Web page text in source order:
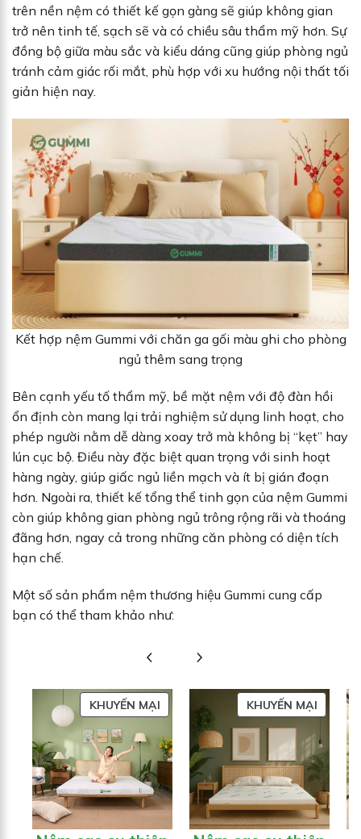
trên nền nệm có thiết kế gọn gàng sẽ giúp không gian
trở nên tinh tế, sạch sẽ và có chiều sâu thẩm mỹ hơn. Sự
đồng bộ giữa màu sắc và kiểu dáng cũng giúp phòng ngủ
tránh cảm giác rối mắt, phù hợp với xu hướng nội thất tối
giản hiện nay.
Kết hợp nệm Gummi với chăn ga gối màu ghi cho phòng
ngủ thêm sang trọng
Bên cạnh yếu tố thẩm mỹ, bề mặt nệm với độ đàn hồi
ổn định còn mang lại trải nghiệm sử dụng linh hoạt, cho
phép người nằm dễ dàng xoay trở mà không bị “kẹt” hay
lún cục bộ. Điều này đặc biệt quan trọng với sinh hoạt
hàng ngày, giúp giấc ngủ liền mạch và ít bị gián đoạn
hơn. Ngoài ra, thiết kế tổng thể tinh gọn của nệm Gummi
còn giúp không gian phòng ngủ trông rộng rãi và thoáng
đãng hơn, ngay cả trong những căn phòng có diện tích
hạn chế.
Một số sản phẩm nệm thương hiệu Gummi cung cấp
bạn có thể tham khảo như:
KHUYẾN MẠISẢN
PHẨM
ĐANG
GIẢM
GIÁ
KHUYẾN MẠISẢN
PHẨM
ĐANG
GIẢM
GIÁ